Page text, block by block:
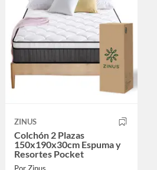
ZINUS
Colchón 2 Plazas
150x190x30cm Espuma y
Resortes Pocket